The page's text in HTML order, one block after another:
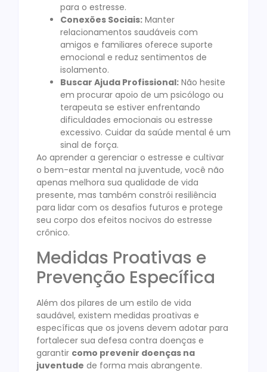
para o estresse.
Conexões Sociais: Manter
relacionamentos saudáveis com
amigos e familiares oferece suporte
emocional e reduz sentimentos de
isolamento.
Buscar Ajuda Profissional: Não hesite
em procurar apoio de um psicólogo ou
terapeuta se estiver enfrentando
dificuldades emocionais ou estresse
excessivo. Cuidar da saúde mental é um
sinal de força.
Ao aprender a gerenciar o estresse e cultivar
o bem-estar mental na juventude, você não
apenas melhora sua qualidade de vida
presente, mas também constrói resiliência
para lidar com os desafios futuros e protege
seu corpo dos efeitos nocivos do estresse
crônico.
Medidas Proativas e
Prevenção Específica
Além dos pilares de um estilo de vida
saudável, existem medidas proativas e
específicas que os jovens devem adotar para
fortalecer sua defesa contra doenças e
garantir como prevenir doenças na
juventude de forma mais abrangente.